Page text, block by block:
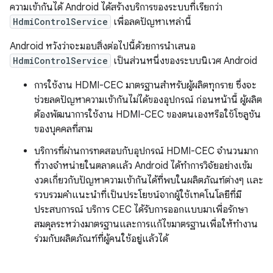
ความเข้ากันได้ Android ได้สร้างบริการของระบบที่เรียกว่า
HdmiControlService เพื่อลดปัญหาเหล่านี้
Android หวังว่าจะมอบสิ่งต่อไปนี้ด้วยการนำเสนอ
HdmiControlService เป็นส่วนหนึ่งของระบบนิเวศ Android
การใช้งาน HDMI-CEC มาตรฐานสำหรับผู้ผลิตทุกราย ซึ่งจะ
ช่วยลดปัญหาความเข้ากันไม่ได้ของอุปกรณ์ ก่อนหน้านี้ ผู้ผลิต
ต้องพัฒนาการใช้งาน HDMI-CEC ของตนเองหรือใช้โซลูชัน
ของบุคคลที่สาม
บริการที่ผ่านการทดสอบกับอุปกรณ์ HDMI-CEC จำนวนมาก
ที่วางจำหน่ายในตลาดแล้ว Android ได้ทำการวิจัยอย่างเข้ม
งวดเกี่ยวกับปัญหาความเข้ากันได้ที่พบในผลิตภัณฑ์ต่างๆ และ
รวบรวมคำแนะนำที่เป็นประโยชน์จากผู้ใช้เทคโนโลยีที่มี
ประสบการณ์ บริการ CEC ได้รับการออกแบบมาเพื่อรักษา
สมดุลระหว่างมาตรฐานและการแก้ไขมาตรฐานเพื่อให้ทำงาน
ร่วมกับผลิตภัณฑ์ที่ผู้คนใช้อยู่แล้วได้